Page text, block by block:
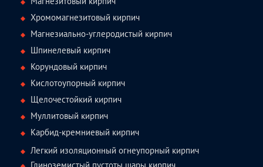
Хромомагнезитовый кирпич
Магнезиально-углеродистый кирпич
Шпинелевый кирпич
Корундовый кирпич
Кислотоупорный кирпич
Щелочестойкий кирпич
Муллитовый кирпич
Карбид-кремниевый кирпич
Легкий изоляционный огнеупорный кирпич